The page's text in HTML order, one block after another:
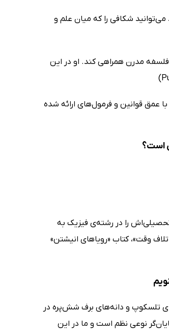
شکافی را که میان علم و
مدرن همراهی کند. او در این
عمق قوانین و فرمول‌های ارائه شده
است؟
دنیا آمده است. اگرچه مدرک تحصیلی‌اش را در رشته‌ی فیزیک به
وقت»، کتاب «رویاهای انیشتن»
تلسکوپ و دانه‌های برف شش‌پره در
نوعی نظم است و ما در این